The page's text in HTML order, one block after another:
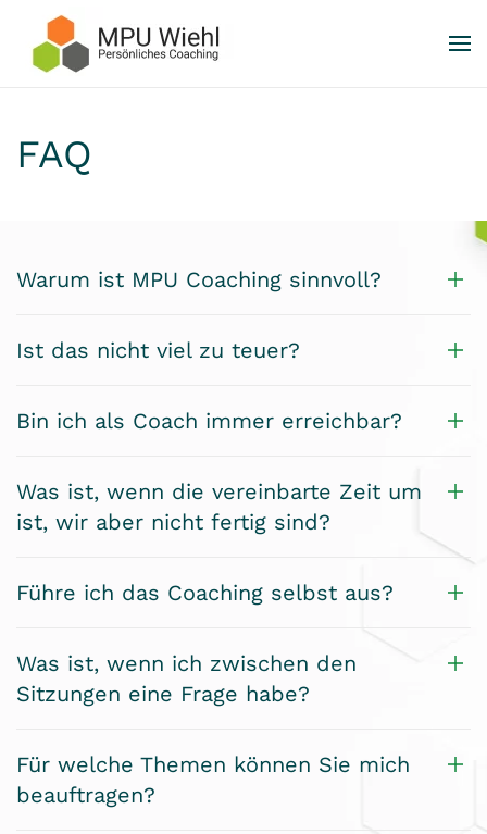
Skip to main content
FAQ
Warum ist MPU Coaching sinnvoll?
Ist das nicht viel zu teuer?
Bin ich als Coach immer erreichbar?
Was ist, wenn die vereinbarte Zeit um
ist, wir aber nicht fertig sind?
Führe ich das Coaching selbst aus?
Was ist, wenn ich zwischen den
Sitzungen eine Frage habe?
Für welche Themen können Sie mich
beauftragen?